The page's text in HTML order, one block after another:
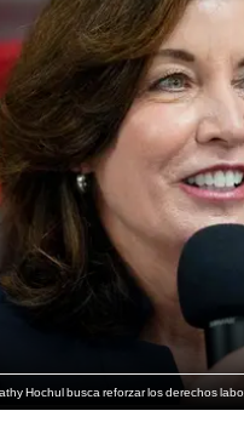
Hochul busca reforzar los derechos